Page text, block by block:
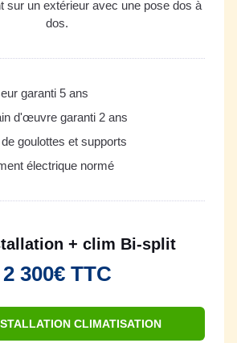
sur un extérieur avec une pose dos à
dos.
garanti 5 ans
d'œuvre garanti 2 ans
goulottes et supports
électrique normé
+ clim Bi-split
2 300€ TTC
CLIMATISATION